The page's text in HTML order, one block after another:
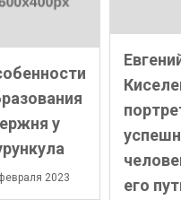
у
2023
его